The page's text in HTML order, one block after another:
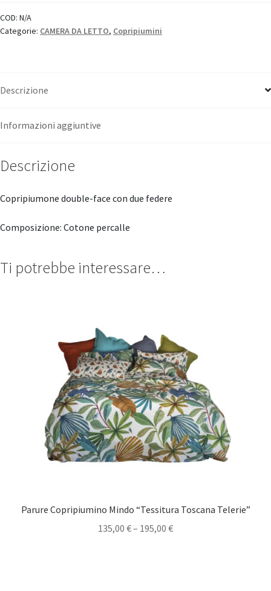
Toscana
Telerie"
COD: N/A
Categorie: CAMERA DA LETTO, Copripiumini
Descrizione
Informazioni aggiuntive
Descrizione
Copripiumone double-face con due federe
Composizione: Cotone percalle
Ti potrebbe interessare…
Parure Copripiumino Mindo “Tessitura Toscana Telerie”
135,00 €– 195,00 €